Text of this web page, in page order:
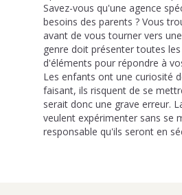
Savez-vous qu'une agence
besoins des parents ? Vous
avant de vous tourner vers
genre doit présenter toutes
d'éléments pour répondre à
Les enfants ont une curiosité
faisant, ils risquent de se
serait donc une grave erreur.
veulent expérimenter sans se
responsable qu'ils seront en